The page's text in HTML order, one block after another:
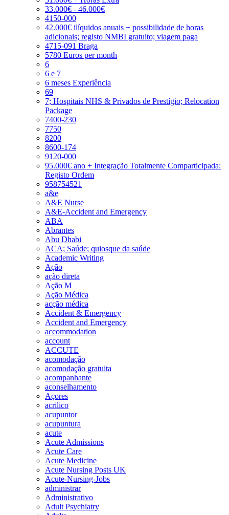
33.000€ - 46.000€
4150-000
42.000€ ilíquidos anuais + possibilidade de horas
adicionais; registo NMBI gratuito; viagem paga
4715-091 Braga
5780 Euros per month
6
6 e 7
6 meses Experiência
69
7; Hospitais NHS & Privados de Prestígio; Relocation
Package
7400-230
7750
8200
8600-174
9120-000
95.000€ ano + Integração Totalmente Comparticipada:
Registo Ordem
958754521
a&e
A&E Nurse
A&E-Accident and Emergency
ABA
Abrantes
Abu Dhabi
ACA; Saúde; quiosque da saúde
Academic Writing
Ação
ação direta
Ação M
Ação Médica
acção médica
Accident & Emergency
Accident and Emergency
accommodation
account
ACCUTE
acomodação
acomodação gratuita
acompanhante
aconselhamento
Açores
acrilico
acupuntor
acupuntura
acute
Acute Admissions
Acute Care
Acute Medicine
Acute Nursing Posts UK
Acute-Nursing-Jobs
administrar
Administrativo
Adult Psychiatry